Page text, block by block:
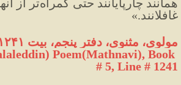
غافلانند.»
مولوی، مثنوی، دفتر پنجم، بیت ۱۲۴۱
Poem(Mathnavi), Book
# 5, Line # 1241